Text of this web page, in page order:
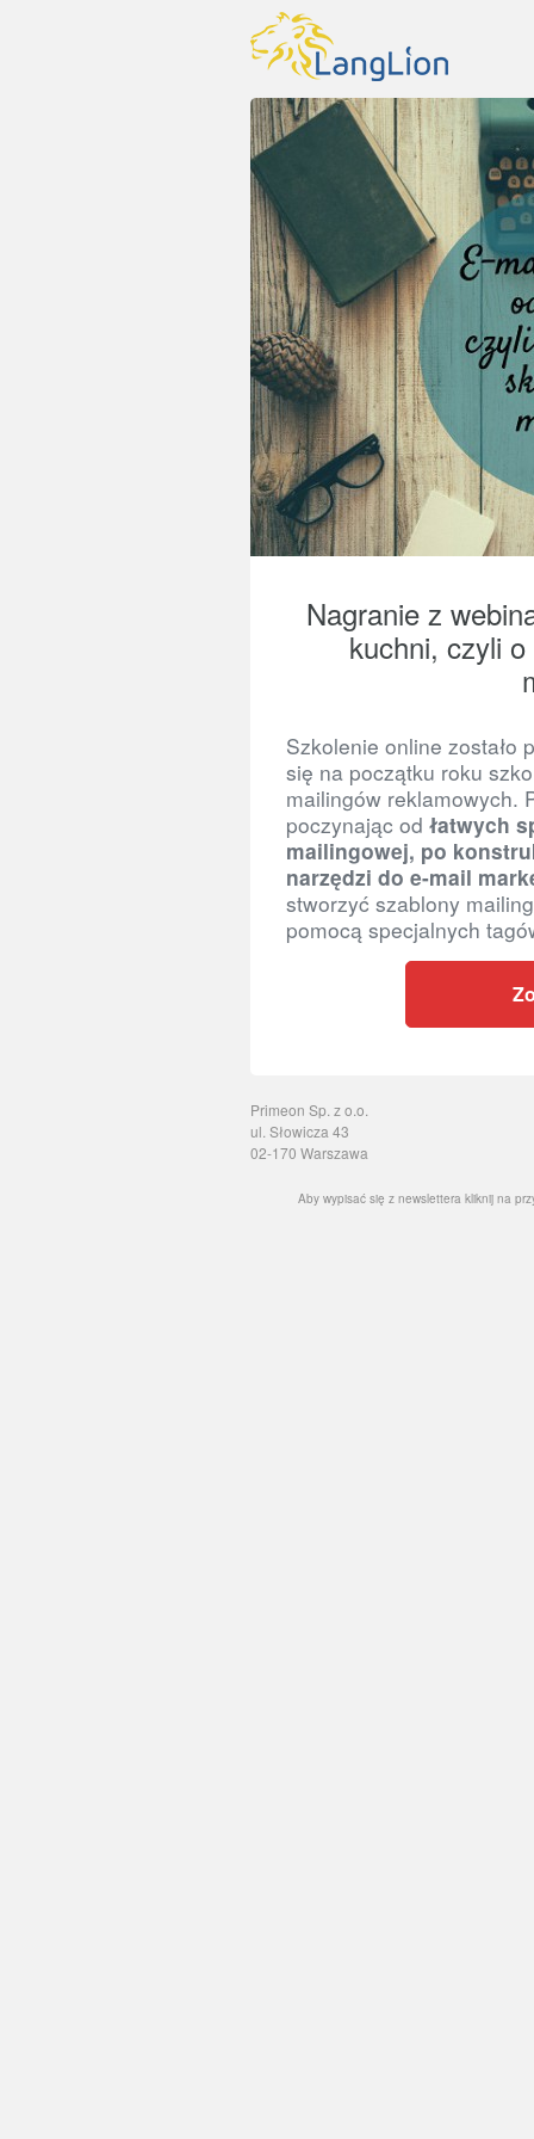
Nagranie z
kuchni, czyli
Szkolenie online zostało
się na początku roku
mailingów reklamowych.
poczynając od łatwych
mailingowej, po
narzędzi do e-mail
stworzyć szablony
pomocą specjalnych
Primeon Sp. z o.o.
ul. Słowicza 43
02-170 Warszawa
Aby wypisać się z newslettera kliknij na